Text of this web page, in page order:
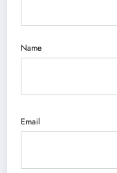
Name
Email